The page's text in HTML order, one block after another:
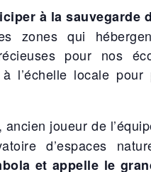
à la sauvegarde
zones qui
pour nos
l’échelle locale pour
, ancien joueur de
d’espaces
et appelle le